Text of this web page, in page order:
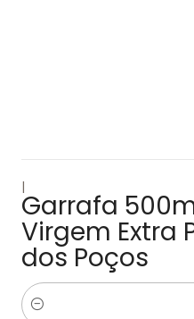
|
Garrafa
Virgem Extra
dos Poços
Quantidade